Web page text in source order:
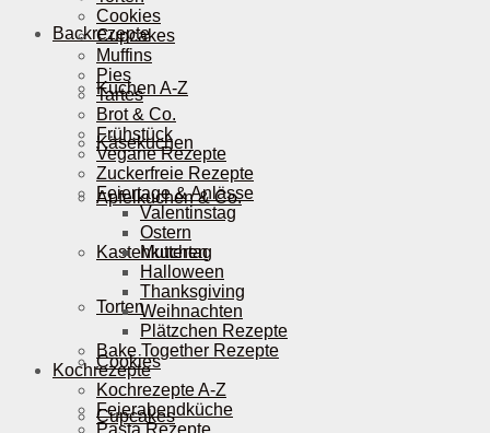
Backrezepte
Kuchen A-Z
Käsekuchen
Apfelkuchen & Co.
Kastenkuchen
Torten
Cookies
Cupcakes
Cookies
Cupcakes
Muffins
Pies
Tartes
Brot & Co.
Frühstück
Vegane Rezepte
Zuckerfreie Rezepte
Feiertage & Anlässe
Valentinstag
Ostern
Muttertag
Halloween
Thanksgiving
Weihnachten
Plätzchen Rezepte
Bake Together Rezepte
Kochrezepte
Kochrezepte A-Z
Feierabendküche
Pasta Rezepte